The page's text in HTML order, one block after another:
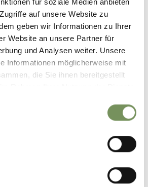
auf unsere Website zu
geben wir Informationen zu Ihrer
Website an unsere Partner für
und Analysen weiter. Unsere
Informationen möglicherweise mit
die Sie ihnen bereitgestellt